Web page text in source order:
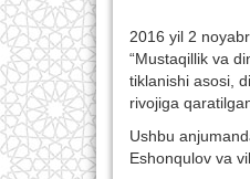
2016 yil 2
“Mustaqillik va
tiklanishi asosi,
rivojiga
Ushbu
Eshonqulov va